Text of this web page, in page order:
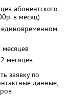
абонентского
в месяц)
единовременном
месяцев
месяцев
заявку по
данные,